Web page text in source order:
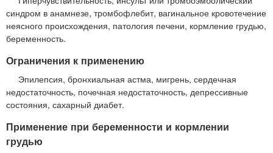
синдром в анамнезе, тромбофлебит, вагинальное кровотечение
неясного происхождения, патология печени, кормление грудью,
беременность.
Ограничения к применению
Эпилепсия, бронхиальная астма, мигрень, сердечная
недостаточность, почечная недостаточность, депрессивные
состояния, сахарный диабет.
Применение при беременности и кормлении
грудью